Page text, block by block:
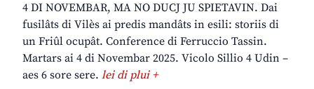
4 DI NOVEMBAR, MA NO DUCJ JU SPIETAVIN. Dai
fusilâts di Vilès ai predis mandâts in esili: storiis di
un Friûl ocupât. Conference di Ferruccio Tassin.
Martars ai 4 di Novembar 2025. Vicolo Sillio 4 Udin –
aes 6 sore sere. lei di plui +